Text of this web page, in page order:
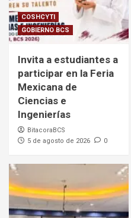
COSHCYTI
GOBIERNO BCS
Invita a estudiantes a
participar en la Feria
Mexicana de
Ciencias e
Ingenierías
BitacoraBCS
5 de agosto de 2026
0